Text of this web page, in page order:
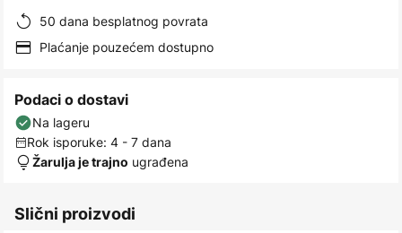
50 dana besplatnog povrata
Plaćanje pouzećem dostupno
Podaci o dostavi
Na lageru
Rok isporuke: 4 - 7 dana
Žarulja je trajno ugrađena
Slični proizvodi